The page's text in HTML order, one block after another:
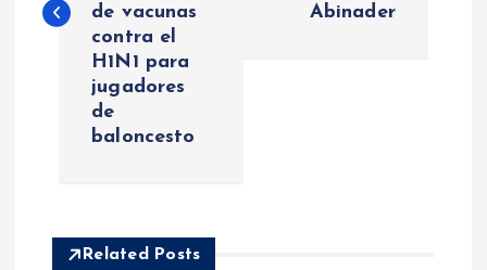
e
de vacunas
contra el
H1N1 para
jugadores
de
baloncesto
Abinader
Related Posts